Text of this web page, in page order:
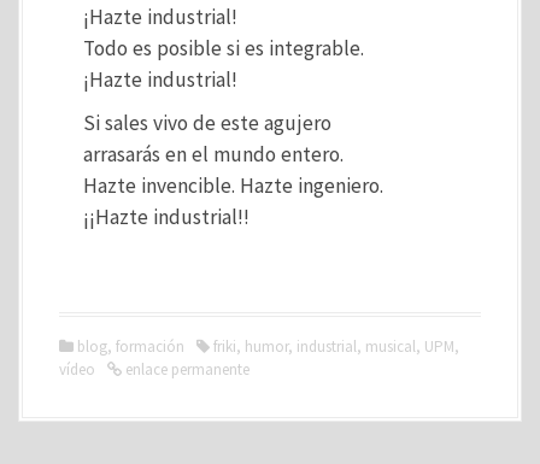
¡Hazte industrial!
Todo es posible si es integrable.
¡Hazte industrial!
Si sales vivo de este agujero
arrasarás en el mundo entero.
Hazte invencible. Hazte ingeniero.
¡¡Hazte industrial!!
blog, formación friki, humor, industrial, musical, UPM,
vídeo
enlace permanente